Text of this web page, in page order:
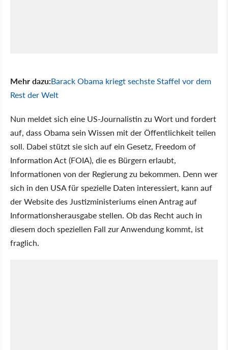
Mehr dazu:Barack Obama kriegt sechste Staffel vor dem
Rest der Welt
Nun meldet sich eine US-Journalistin zu Wort und fordert
auf, dass Obama sein Wissen mit der Öffentlichkeit teilen
soll. Dabei stützt sie sich auf ein Gesetz, Freedom of
Information Act (FOIA), die es Bürgern erlaubt,
Informationen von der Regierung zu bekommen. Denn wer
sich in den USA für spezielle Daten interessiert, kann auf
der Website des Justizministeriums einen Antrag auf
Informationsherausgabe stellen. Ob das Recht auch in
diesem doch speziellen Fall zur Anwendung kommt, ist
fraglich.